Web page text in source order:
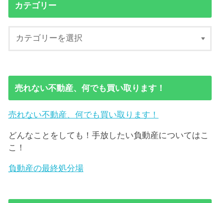
カテゴリー
売れない不動産、何でも買い取ります！
売れない不動産、何でも買い取ります！
どんなことをしても！手放したい負動産についてはこ
こ！
負動産の最終処分場